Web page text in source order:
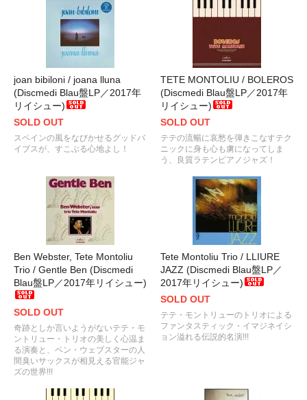
joan bibiloni / joana lluna
(Discmedi Blau盤LP／2017年
リイシュー)
SOLD OUT
スペインの風をなびかせるグッドバ
イブスが、すこぶる心地よし！
TETE MONTOLIU / BOLEROS
(Discmedi Blau盤LP／2017年
リイシュー)
SOLD OUT
テテの流暢に哀愁を弾きこなすテク
ニックに身も心も虜になってしま
う、良質ラテンピアノジャズ！
Ben Webster, Tete Montoliu
Trio / Gentle Ben (Discmedi
Blau盤LP／2017年リイシュー)
SOLD OUT
奇跡としか言いようがないテテ・モ
ントリュー・トリオの美しく心温ま
る演奏と、ベン・ウェブスターの人
間臭いサックスが相見える官能ジャ
ズの世界!!!
Tete Montoliu Trio / LLIURE
JAZZ (Discmedi Blau盤LP／
2017年リイシュー)
SOLD OUT
テテ・モントリューのトリオによる
ファンタスティック・イマジネイシ
ョン溢れる伝説的名演!!!